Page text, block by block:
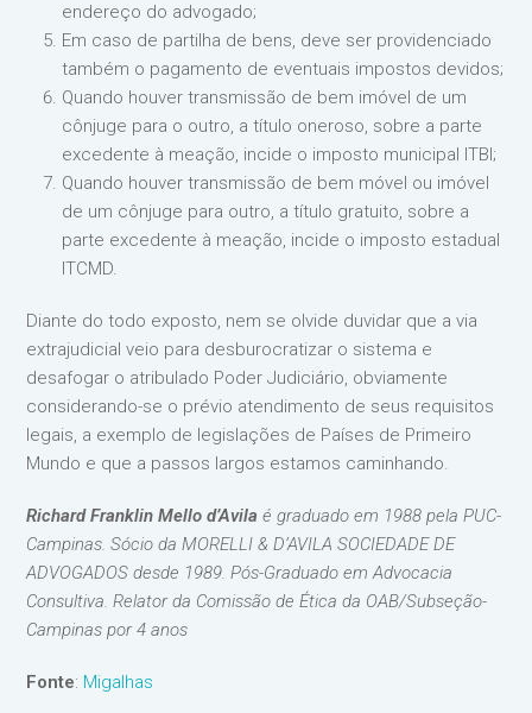
endereço do advogado;
Em caso de partilha de bens, deve ser providenciado
também o pagamento de eventuais impostos devidos;
Quando houver transmissão de bem imóvel de um
cônjuge para o outro, a título oneroso, sobre a parte
excedente à meação, incide o imposto municipal ITBI;
Quando houver transmissão de bem móvel ou imóvel
de um cônjuge para outro, a título gratuito, sobre a
parte excedente à meação, incide o imposto estadual
ITCMD.
Diante do todo exposto, nem se olvide duvidar que a via
extrajudicial veio para desburocratizar o sistema e
desafogar o atribulado Poder Judiciário, obviamente
considerando-se o prévio atendimento de seus requisitos
legais, a exemplo de legislações de Países de Primeiro
Mundo e que a passos largos estamos caminhando.
Richard Franklin Mello d’Avila é graduado em 1988 pela PUC-
Campinas. Sócio da MORELLI & D’AVILA SOCIEDADE DE
ADVOGADOS desde 1989. Pós-Graduado em Advocacia
Consultiva. Relator da Comissão de Ética da OAB/Subseção-
Campinas por 4 anos
Fonte: Migalhas